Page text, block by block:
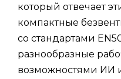
который отвечает
компактные
со стандартами
разнообразные
возможностями ИИ